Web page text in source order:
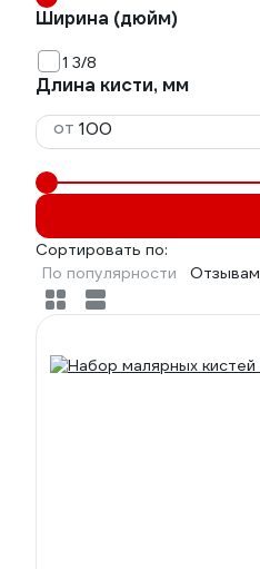
Ширина (дюйм)
1 3/8
Длина кисти, мм
от
Сортировать по:
По популярности
Отзывам